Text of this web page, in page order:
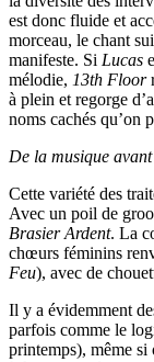
est donc fluide et
morceau, le chant
manifeste. Si Lucas
mélodie, 13th Floor
à plein et regorge
noms cachés qu’on
De la musique
Cette variété des
Avec un poil de
Brasier Ardent. La
chœurs féminins
Feu), avec de
Il y a évidemment
parfois comme le
printemps), même si